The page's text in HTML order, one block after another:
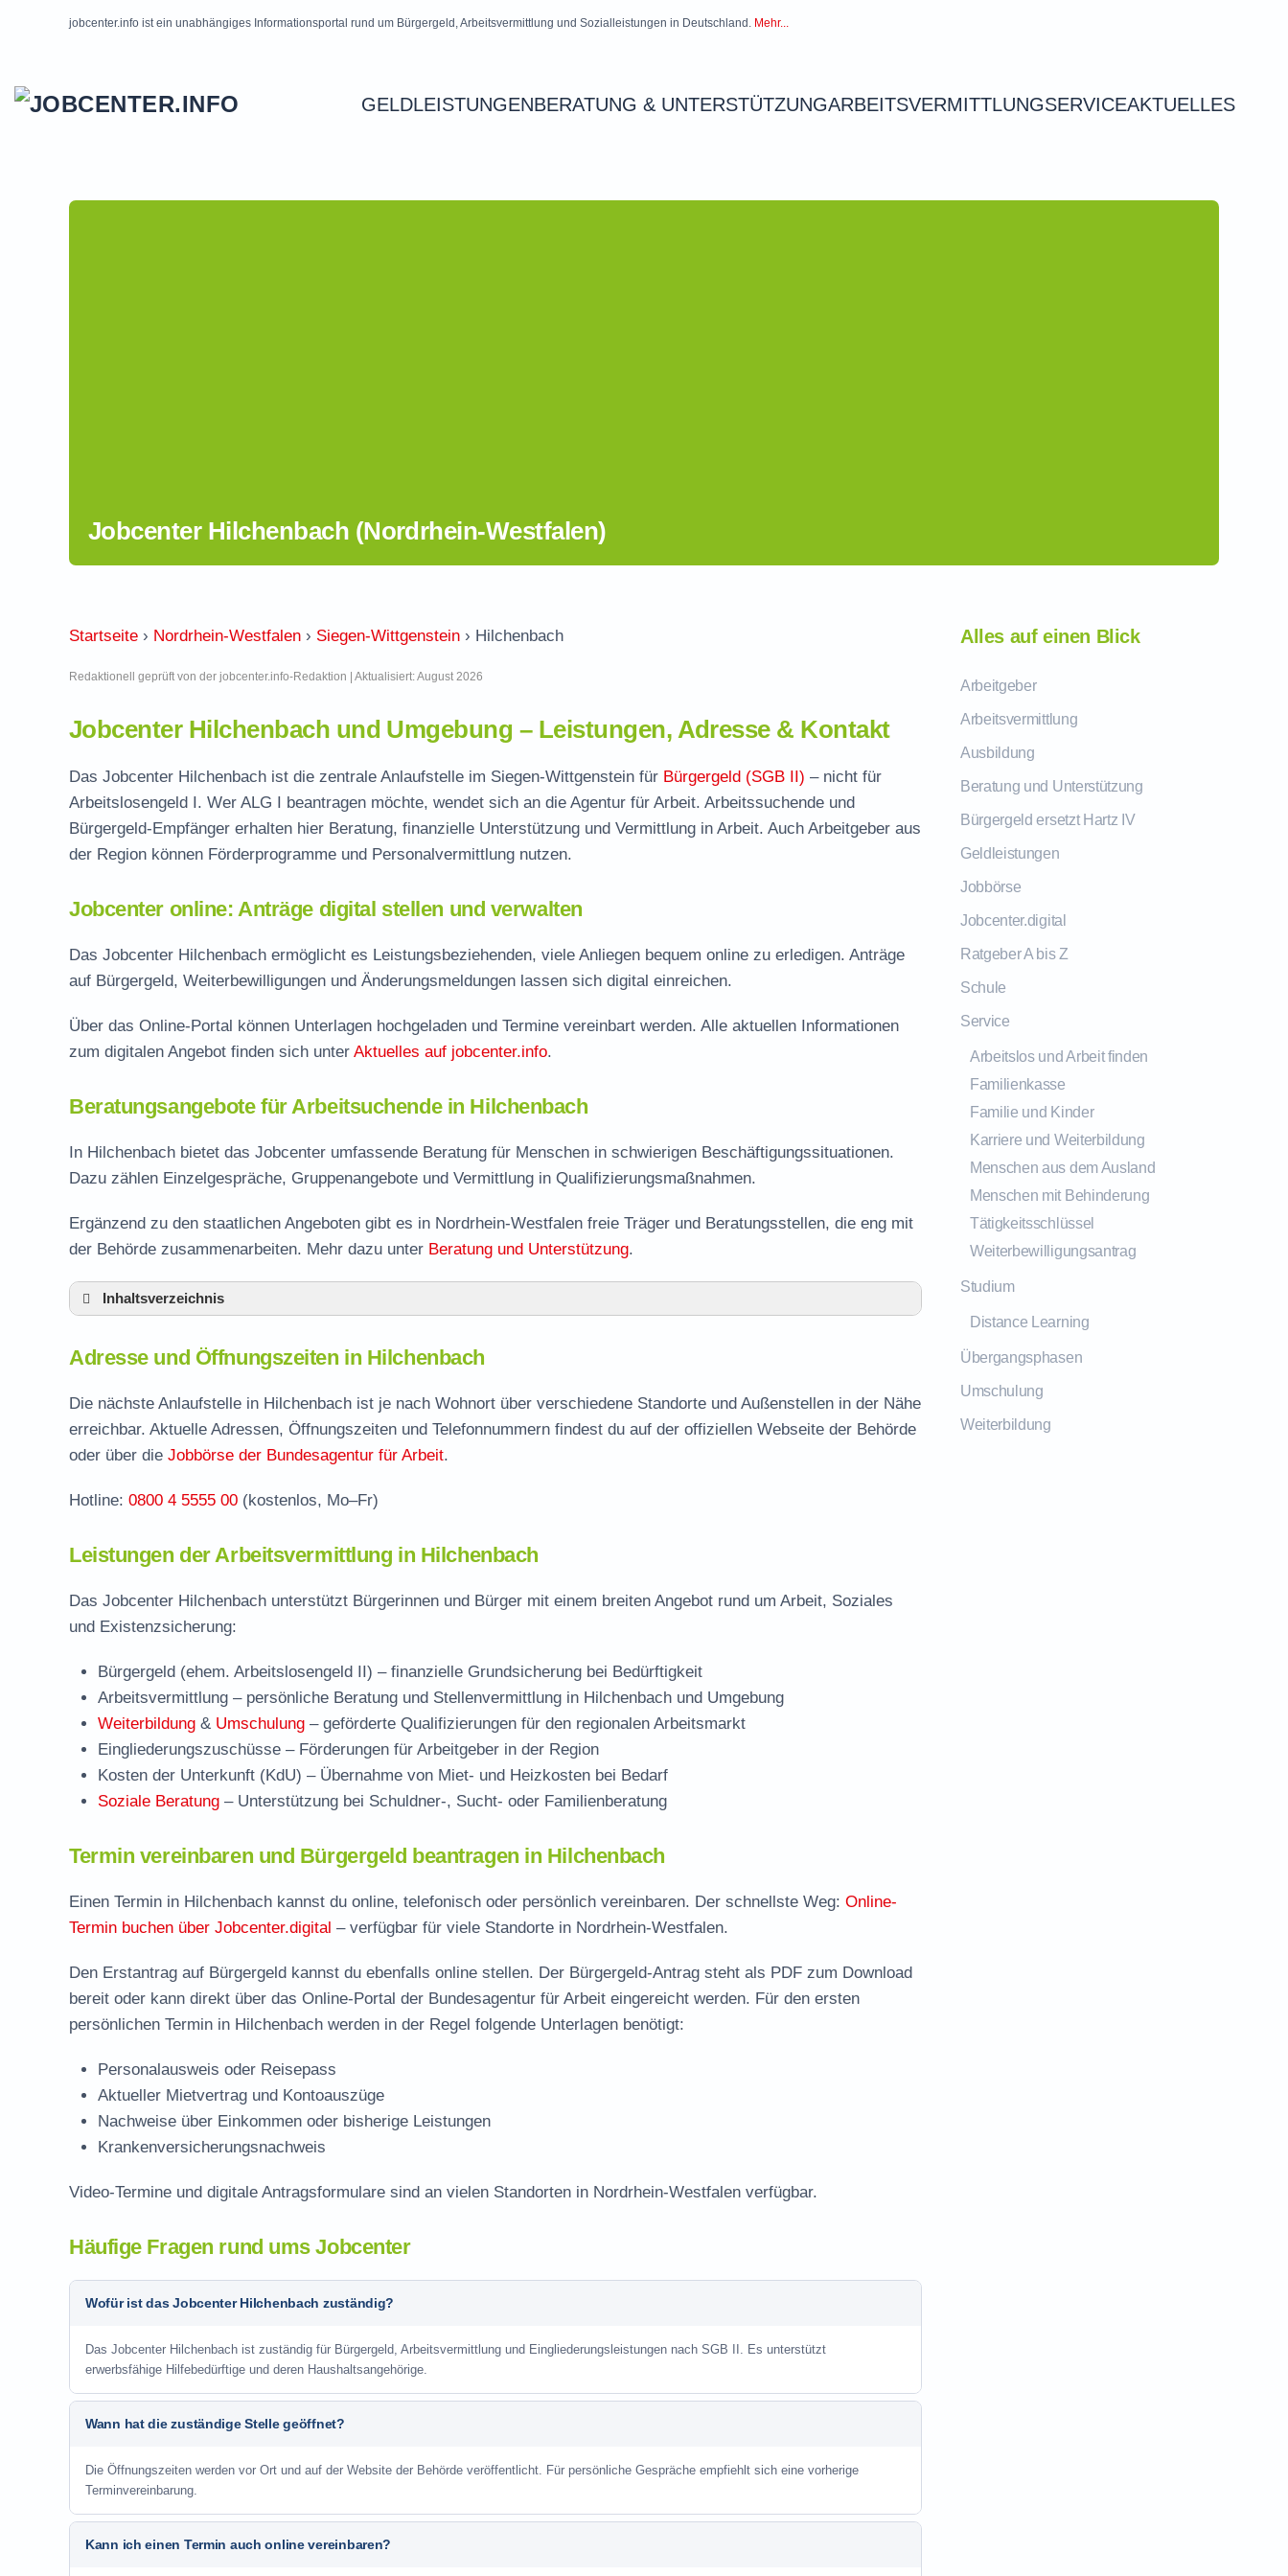
jobcenter.info ist ein unabhängiges Informationsportal rund um Bürgergeld, Arbeitsvermittlung und Sozialleistungen in Deutschland. Mehr...
GELDLEISTUNGENBERATUNG & UNTERSTÜTZUNGARBEITSVERMITTLUNGSERVICEAKTUELLES
Jobcenter Hilchenbach (Nordrhein-Westfalen)
Startseite › Nordrhein-Westfalen › Siegen-Wittgenstein › Hilchenbach
Redaktionell geprüft von der jobcenter.info-Redaktion | Aktualisiert: August 2026
Jobcenter Hilchenbach und Umgebung – Leistungen, Adresse & Kontakt
Das Jobcenter Hilchenbach ist die zentrale Anlaufstelle im Siegen-Wittgenstein für Bürgergeld (SGB II) – nicht für
Arbeitslosengeld I. Wer ALG I beantragen möchte, wendet sich an die Agentur für Arbeit. Arbeitssuchende und
Bürgergeld-Empfänger erhalten hier Beratung, finanzielle Unterstützung und Vermittlung in Arbeit. Auch Arbeitgeber aus
der Region können Förderprogramme und Personalvermittlung nutzen.
Jobcenter online: Anträge digital stellen und verwalten
Das Jobcenter Hilchenbach ermöglicht es Leistungsbeziehenden, viele Anliegen bequem online zu erledigen. Anträge
auf Bürgergeld, Weiterbewilligungen und Änderungsmeldungen lassen sich digital einreichen.
Über das Online-Portal können Unterlagen hochgeladen und Termine vereinbart werden. Alle aktuellen Informationen
zum digitalen Angebot finden sich unter Aktuelles auf jobcenter.info.
Beratungsangebote für Arbeitsuchende in Hilchenbach
In Hilchenbach bietet das Jobcenter umfassende Beratung für Menschen in schwierigen Beschäftigungssituationen.
Dazu zählen Einzelgespräche, Gruppenangebote und Vermittlung in Qualifizierungsmaßnahmen.
Ergänzend zu den staatlichen Angeboten gibt es in Nordrhein-Westfalen freie Träger und Beratungsstellen, die eng mit
der Behörde zusammenarbeiten. Mehr dazu unter Beratung und Unterstützung.
Inhaltsverzeichnis
Leistungen der Arbeitsvermittlung in Hilchenbach
Termin vereinbaren und Bürgergeld beantragen
Jobcenter Siegen-Wittgenstein – zuständige Stelle
Stellenangebote und Jobbörse in Hilchenbach
Häufige Fragen rund ums Jobcenter
Adresse und Öffnungszeiten in Hilchenbach
Die nächste Anlaufstelle in Hilchenbach ist je nach Wohnort über verschiedene Standorte und Außenstellen in der Nähe
erreichbar. Aktuelle Adressen, Öffnungszeiten und Telefonnummern findest du auf der offiziellen Webseite der Behörde
oder über die Jobbörse der Bundesagentur für Arbeit.
Hotline: 0800 4 5555 00 (kostenlos, Mo–Fr)
Leistungen der Arbeitsvermittlung in Hilchenbach
Das Jobcenter Hilchenbach unterstützt Bürgerinnen und Bürger mit einem breiten Angebot rund um Arbeit, Soziales
und Existenzsicherung:
Bürgergeld (ehem. Arbeitslosengeld II) – finanzielle Grundsicherung bei Bedürftigkeit
Arbeitsvermittlung – persönliche Beratung und Stellenvermittlung in Hilchenbach und Umgebung
Weiterbildung & Umschulung – geförderte Qualifizierungen für den regionalen Arbeitsmarkt
Eingliederungszuschüsse – Förderungen für Arbeitgeber in der Region
Kosten der Unterkunft (KdU) – Übernahme von Miet- und Heizkosten bei Bedarf
Soziale Beratung – Unterstützung bei Schuldner-, Sucht- oder Familienberatung
Termin vereinbaren und Bürgergeld beantragen in Hilchenbach
Einen Termin in Hilchenbach kannst du online, telefonisch oder persönlich vereinbaren. Der schnellste Weg: Online-
Termin buchen über Jobcenter.digital – verfügbar für viele Standorte in Nordrhein-Westfalen.
Den Erstantrag auf Bürgergeld kannst du ebenfalls online stellen. Der Bürgergeld-Antrag steht als PDF zum Download
bereit oder kann direkt über das Online-Portal der Bundesagentur für Arbeit eingereicht werden. Für den ersten
persönlichen Termin in Hilchenbach werden in der Regel folgende Unterlagen benötigt:
Personalausweis oder Reisepass
Aktueller Mietvertrag und Kontoauszüge
Nachweise über Einkommen oder bisherige Leistungen
Krankenversicherungsnachweis
Video-Termine und digitale Antragsformulare sind an vielen Standorten in Nordrhein-Westfalen verfügbar.
Häufige Fragen rund ums Jobcenter
Wofür ist das Jobcenter Hilchenbach zuständig?
Das Jobcenter Hilchenbach ist zuständig für Bürgergeld, Arbeitsvermittlung und Eingliederungsleistungen nach SGB II. Es unterstützt
erwerbsfähige Hilfebedürftige und deren Haushaltsangehörige.
Wann hat die zuständige Stelle geöffnet?
Die Öffnungszeiten werden vor Ort und auf der Website der Behörde veröffentlicht. Für persönliche Gespräche empfiehlt sich eine vorherige
Terminvereinbarung.
Kann ich einen Termin auch online vereinbaren?
Alles auf einen Blick
Arbeitgeber
Arbeitsvermittlung
Ausbildung
Beratung und Unterstützung
Bürgergeld ersetzt Hartz IV
Geldleistungen
Jobbörse
Jobcenter.digital
Ratgeber A bis Z
Schule
Service
Arbeitslos und Arbeit finden
Familienkasse
Familie und Kinder
Karriere und Weiterbildung
Menschen aus dem Ausland
Menschen mit Behinderung
Tätigkeitsschlüssel
Weiterbewilligungsantrag
Studium
Distance Learning
Übergangsphasen
Umschulung
Weiterbildung